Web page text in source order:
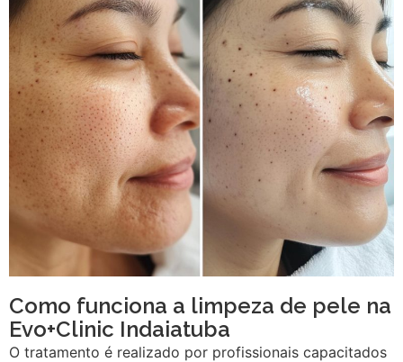
Como funciona a limpeza de pele na
Evo+Clinic Indaiatuba
O tratamento é realizado por profissionais capacitados